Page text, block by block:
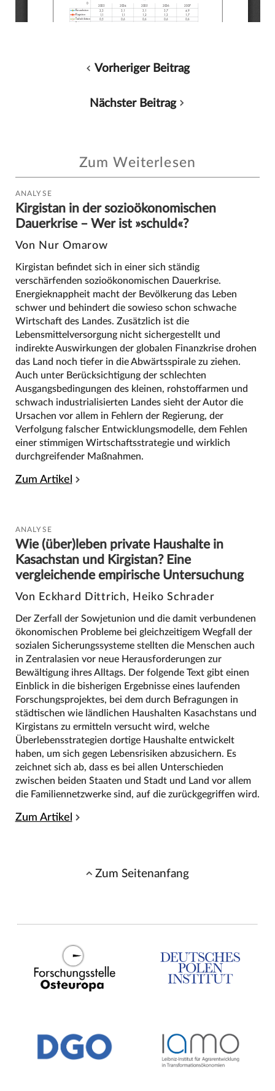
Vorheriger Beitrag
Nächster Beitrag
Zum Weiterlesen
ANALYSE
Kirgistan in der sozioökonomischen
Dauerkrise – Wer ist »schuld«?
Von Nur Omarow
Kirgistan befindet sich in einer sich ständig
verschärfenden sozioökonomischen Dauerkrise.
Energieknappheit macht der Bevölkerung das Leben
schwer und behindert die sowieso schon schwache
Wirtschaft des Landes. Zusätzlich ist die
Lebensmittelversorgung nicht sichergestellt und
indirekte Auswirkungen der globalen Finanzkrise drohen
das Land noch tiefer in die Abwärtsspirale zu ziehen.
Auch unter Berücksichtigung der schlechten
Ausgangsbedingungen des kleinen, rohstoffarmen und
schwach industrialisierten Landes sieht der Autor die
Ursachen vor allem in Fehlern der Regierung, der
Verfolgung falscher Entwicklungsmodelle, dem Fehlen
einer stimmigen Wirtschaftsstrategie und wirklich
durchgreifender Maßnahmen.
Zum Artikel
ANALYSE
Wie (über)leben private Haushalte in
Kasachstan und Kirgistan? Eine
vergleichende empirische Untersuchung
Von Eckhard Dittrich, Heiko Schrader
Der Zerfall der Sowjetunion und die damit verbundenen
ökonomischen Probleme bei gleichzeitigem Wegfall der
sozialen Sicherungssysteme stellten die Menschen auch
in Zentralasien vor neue Herausforderungen zur
Bewältigung ihres Alltags. Der folgende Text gibt einen
Einblick in die bisherigen Ergebnisse eines laufenden
Forschungsprojektes, bei dem durch Befragungen in
städtischen wie ländlichen Haushalten Kasachstans und
Kirgistans zu ermitteln versucht wird, welche
Überlebensstrategien dortige Haushalte entwickelt
haben, um sich gegen Lebensrisiken abzusichern. Es
zeichnet sich ab, dass es bei allen Unterschieden
zwischen beiden Staaten und Stadt und Land vor allem
die Familiennetzwerke sind, auf die zurückgegriffen wird.
Zum Artikel
Zum Seitenanfang